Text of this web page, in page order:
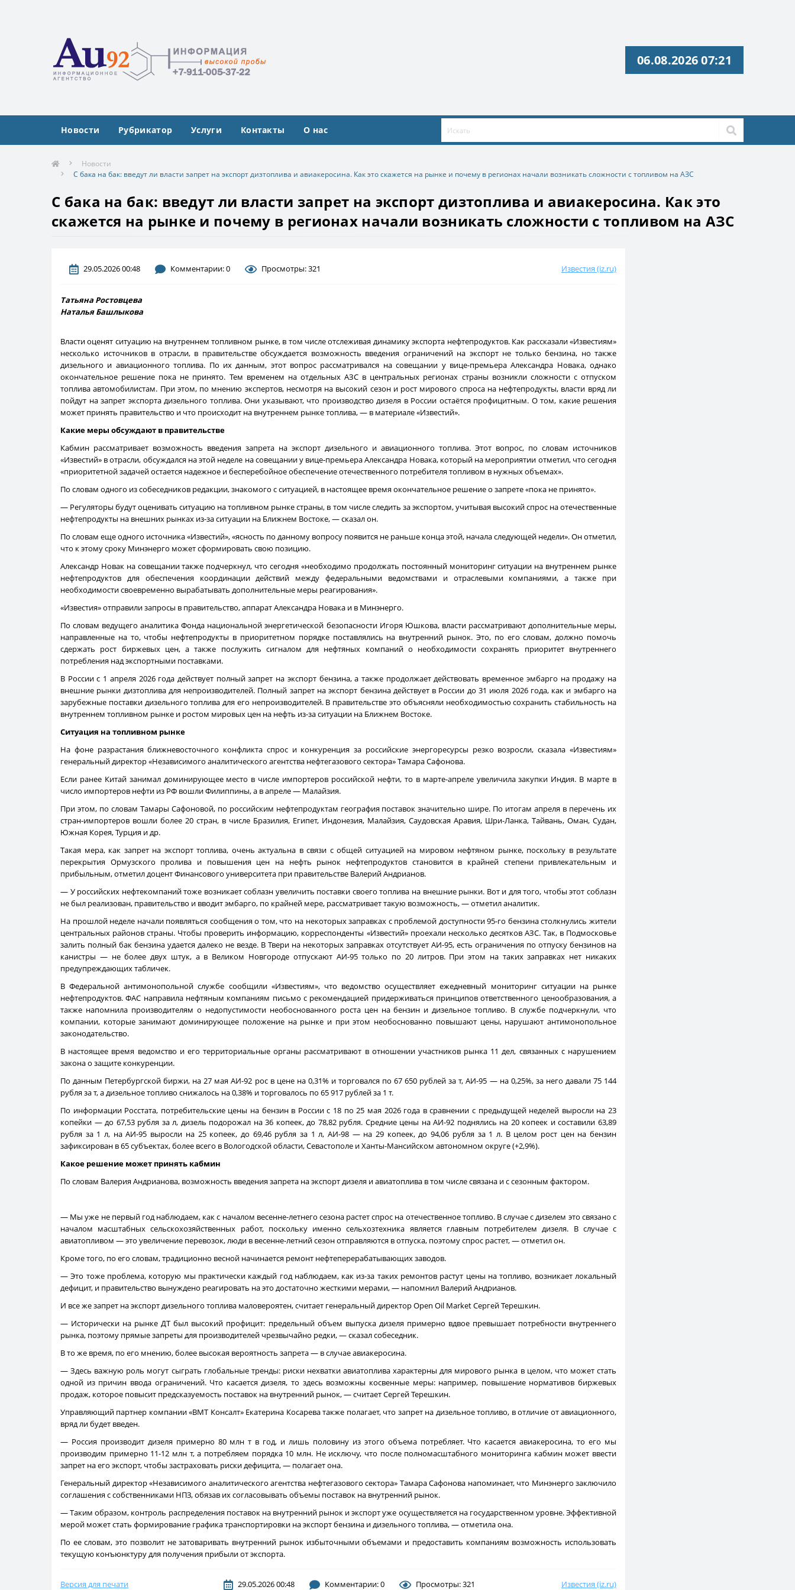
06.08.2026 07:21
Новости Рубрикатор Услуги Контакты О нас
Новости
С бака на бак: введут ли власти запрет на экспорт дизтоплива и авиакеросина. Как это скажется на рынке и почему в регионах начали возникать сложности с топливом на АЗС
С бака на бак: введут ли власти запрет на экспорт дизтоплива и авиакеросина. Как это
скажется на рынке и почему в регионах начали возникать сложности с топливом на АЗС
29.05.2026 00:48 Комментарии: 0 Просмотры: 321 Известия (iz.ru)
Татьяна Ростовцева
Наталья Башлыкова
Власти оценят ситуацию на внутреннем топливном рынке, в том числе отслеживая динамику экспорта нефтепродуктов. Как рассказали «Известиям»
несколько источников в отрасли, в правительстве обсуждается возможность введения ограничений на экспорт не только бензина, но также
дизельного и авиационного топлива. По их данным, этот вопрос рассматривался на совещании у вице-премьера Александра Новака, однако
окончательное решение пока не принято. Тем временем на отдельных АЗС в центральных регионах страны возникли сложности с отпуском
топлива автомобилистам. При этом, по мнению экспертов, несмотря на высокий сезон и рост мирового спроса на нефтепродукты, власти вряд ли
пойдут на запрет экспорта дизельного топлива. Они указывают, что производство дизеля в России остаётся профицитным. О том, какие решения
может принять правительство и что происходит на внутреннем рынке топлива, — в материале «Известий».
Какие меры обсуждают в правительстве
Кабмин рассматривает возможность введения запрета на экспорт дизельного и авиационного топлива. Этот вопрос, по словам источников
«Известий» в отрасли, обсуждался на этой неделе на совещании у вице-премьера Александра Новака, который на мероприятии отметил, что сегодня
«приоритетной задачей остается надежное и бесперебойное обеспечение отечественного потребителя топливом в нужных объемах».
По словам одного из собеседников редакции, знакомого с ситуацией, в настоящее время окончательное решение о запрете «пока не принято».
— Регуляторы будут оценивать ситуацию на топливном рынке страны, в том числе следить за экспортом, учитывая высокий спрос на отечественные
нефтепродукты на внешних рынках из-за ситуации на Ближнем Востоке, — сказал он.
По словам еще одного источника «Известий», «ясность по данному вопросу появится не раньше конца этой, начала следующей недели». Он отметил,
что к этому сроку Минэнерго может сформировать свою позицию.
Александр Новак на совещании также подчеркнул, что сегодня «необходимо продолжать постоянный мониторинг ситуации на внутреннем рынке
нефтепродуктов для обеспечения координации действий между федеральными ведомствами и отраслевыми компаниями, а также при
необходимости своевременно вырабатывать дополнительные меры реагирования».
«Известия» отправили запросы в правительство, аппарат Александра Новака и в Минэнерго.
По словам ведущего аналитика Фонда национальной энергетической безопасности Игоря Юшкова, власти рассматривают дополнительные меры,
направленные на то, чтобы нефтепродукты в приоритетном порядке поставлялись на внутренний рынок. Это, по его словам, должно помочь
сдержать рост биржевых цен, а также послужить сигналом для нефтяных компаний о необходимости сохранять приоритет внутреннего
потребления над экспортными поставками.
В России с 1 апреля 2026 года действует полный запрет на экспорт бензина, а также продолжает действовать временное эмбарго на продажу на
внешние рынки дизтоплива для непроизводителей. Полный запрет на экспорт бензина действует в России до 31 июля 2026 года, как и эмбарго на
зарубежные поставки дизельного топлива для его непроизводителей. В правительстве это объясняли необходимостью сохранить стабильность на
внутреннем топливном рынке и ростом мировых цен на нефть из-за ситуации на Ближнем Востоке.
Ситуация на топливном рынке
На фоне разрастания ближневосточного конфликта спрос и конкуренция за российские энергоресурсы резко возросли, сказала «Известиям»
генеральный директор «Независимого аналитического агентства нефтегазового сектора» Тамара Сафонова.
Если ранее Китай занимал доминирующее место в числе импортеров российской нефти, то в марте-апреле увеличила закупки Индия. В марте в
число импортеров нефти из РФ вошли Филиппины, а в апреле — Малайзия.
При этом, по словам Тамары Сафоновой, по российским нефтепродуктам география поставок значительно шире. По итогам апреля в перечень их
стран-импортеров вошли более 20 стран, в числе Бразилия, Египет, Индонезия, Малайзия, Саудовская Аравия, Шри-Ланка, Тайвань, Оман, Судан,
Южная Корея, Турция и др.
Такая мера, как запрет на экспорт топлива, очень актуальна в связи с общей ситуацией на мировом нефтяном рынке, поскольку в результате
перекрытия Ормузского пролива и повышения цен на нефть рынок нефтепродуктов становится в крайней степени привлекательным и
прибыльным, отметил доцент Финансового университета при правительстве Валерий Андрианов.
— У российских нефтекомпаний тоже возникает соблазн увеличить поставки своего топлива на внешние рынки. Вот и для того, чтобы этот соблазн
не был реализован, правительство и вводит эмбарго, по крайней мере, рассматривает такую возможность, — отметил аналитик.
На прошлой неделе начали появляться сообщения о том, что на некоторых заправках с проблемой доступности 95-го бензина столкнулись жители
центральных районов страны. Чтобы проверить информацию, корреспонденты «Известий» проехали несколько десятков АЗС. Так, в Подмосковье
залить полный бак бензина удается далеко не везде. В Твери на некоторых заправках отсутствует АИ-95, есть ограничения по отпуску бензинов на
канистры — не более двух штук, а в Великом Новгороде отпускают АИ-95 только по 20 литров. При этом на таких заправках нет никаких
предупреждающих табличек.
В Федеральной антимонопольной службе сообщили «Известиям», что ведомство осуществляет ежедневный мониторинг ситуации на рынке
нефтепродуктов. ФАС направила нефтяным компаниям письмо с рекомендацией придерживаться принципов ответственного ценообразования, а
также напомнила производителям о недопустимости необоснованного роста цен на бензин и дизельное топливо. В службе подчеркнули, что
компании, которые занимают доминирующее положение на рынке и при этом необоснованно повышают цены, нарушают антимонопольное
законодательство.
В настоящее время ведомство и его территориальные органы рассматривают в отношении участников рынка 11 дел, связанных с нарушением
закона о защите конкуренции.
По данным Петербургской биржи, на 27 мая АИ-92 рос в цене на 0,31% и торговался по 67 650 рублей за т, АИ-95 — на 0,25%, за него давали 75 144
рубля за т, а дизельное топливо снижалось на 0,38% и торговалось по 65 917 рублей за 1 т.
По информации Росстата, потребительские цены на бензин в России с 18 по 25 мая 2026 года в сравнении с предыдущей неделей выросли на 23
копейки — до 67,53 рубля за л, дизель подорожал на 36 копеек, до 78,82 рубля. Средние цены на АИ-92 поднялись на 20 копеек и составили 63,89
рубля за 1 л, на АИ-95 выросли на 25 копеек, до 69,46 рубля за 1 л, АИ-98 — на 29 копеек, до 94,06 рубля за 1 л. В целом рост цен на бензин
зафиксирован в 65 субъектах, более всего в Вологодской области, Севастополе и Ханты-Мансийском автономном округе (+2,9%).
Какое решение может принять кабмин
По словам Валерия Андрианова, возможность введения запрета на экспорт дизеля и авиатоплива в том числе связана и с сезонным фактором.
— Мы уже не первый год наблюдаем, как с началом весенне-летнего сезона растет спрос на отечественное топливо. В случае с дизелем это связано с
началом масштабных сельскохозяйственных работ, поскольку именно сельхозтехника является главным потребителем дизеля. В случае с
авиатопливом — это увеличение перевозок, люди в весенне-летний сезон отправляются в отпуска, поэтому спрос растет, — отметил он.
Кроме того, по его словам, традиционно весной начинается ремонт нефтеперерабатывающих заводов.
— Это тоже проблема, которую мы практически каждый год наблюдаем, как из-за таких ремонтов растут цены на топливо, возникает локальный
дефицит, и правительство вынуждено реагировать на это достаточно жесткими мерами, — напомнил Валерий Андрианов.
И все же запрет на экспорт дизельного топлива маловероятен, считает генеральный директор Open Oil Market Сергей Терешкин.
— Исторически на рынке ДТ был высокий профицит: предельный объем выпуска дизеля примерно вдвое превышает потребности внутреннего
рынка, поэтому прямые запреты для производителей чрезвычайно редки, — сказал собеседник.
В то же время, по его мнению, более высокая вероятность запрета — в случае авиакеросина.
— Здесь важную роль могут сыграть глобальные тренды: риски нехватки авиатоплива характерны для мирового рынка в целом, что может стать
одной из причин ввода ограничений. Что касается дизеля, то здесь возможны косвенные меры: например, повышение нормативов биржевых
продаж, которое повысит предсказуемость поставок на внутренний рынок, — считает Сергей Терешкин.
Управляющий партнер компании «ВМТ Консалт» Екатерина Косарева также полагает, что запрет на дизельное топливо, в отличие от авиационного,
вряд ли будет введен.
— Россия производит дизеля примерно 80 млн т в год, и лишь половину из этого объема потребляет. Что касается авиакеросина, то его мы
производим примерно 11-12 млн т, а потребляем порядка 10 млн. Не исключу, что после полномасштабного мониторинга кабмин может ввести
запрет на его экспорт, чтобы застраховать риски дефицита, — полагает она.
Генеральный директор «Независимого аналитического агентства нефтегазового сектора» Тамара Сафонова напоминает, что Минэнерго заключило
соглашения с собственниками НПЗ, обязав их согласовывать объемы поставок на внутренний рынок.
— Таким образом, контроль распределения поставок на внутренний рынок и экспорт уже осуществляется на государственном уровне. Эффективной
мерой может стать формирование графика транспортировки на экспорт бензина и дизельного топлива, — отметила она.
По ее словам, это позволит не затоваривать внутренний рынок избыточными объемами и предоставить компаниям возможность использовать
текущую конъюнктуру для получения прибыли от экспорта.
Версия для печати 29.05.2026 00:48 Комментарии: 0 Просмотры: 321 Известия (iz.ru)